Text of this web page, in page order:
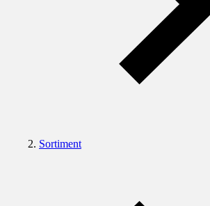
Sortiment